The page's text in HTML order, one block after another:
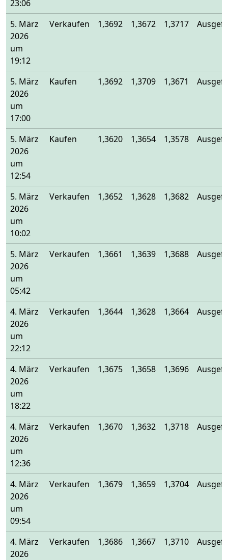
23:06
5. März
2026
um
19:12
Verkaufen 1,3692 1,3672 1,3717
5. März
2026
um
17:00
Kaufen 1,3692 1,3709 1,3671
5. März
2026
um
12:54
Kaufen 1,3620 1,3654 1,3578
5. März
2026
um
10:02
Verkaufen 1,3652 1,3628 1,3682
5. März
2026
um
05:42
Verkaufen 1,3661 1,3639 1,3688
4. März
2026
um
22:12
Verkaufen 1,3644 1,3628 1,3664
4. März
2026
um
18:22
Verkaufen 1,3675 1,3658 1,3696
4. März
2026
um
12:36
Verkaufen 1,3670 1,3632 1,3718
4. März
2026
um
09:54
Verkaufen 1,3679 1,3659 1,3704
4. März
2026
Verkaufen 1,3686 1,3667 1,3710